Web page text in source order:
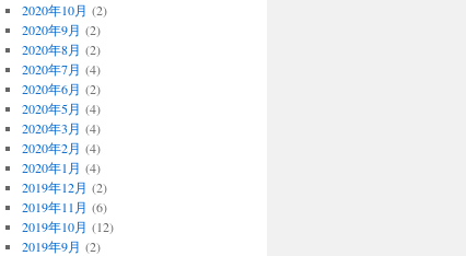
2020年10月 (2)
2020年9月 (2)
2020年8月 (2)
2020年7月 (4)
2020年6月 (2)
2020年5月 (4)
2020年3月 (4)
2020年2月 (4)
2020年1月 (4)
2019年12月 (2)
2019年11月 (6)
2019年10月 (12)
2019年9月 (2)